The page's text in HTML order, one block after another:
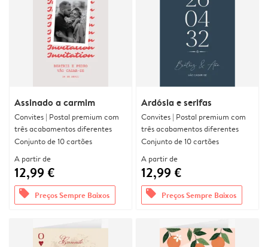
Assinado a carmim
Convites | Postal premium com
três acabamentos diferentes
Conjunto de 10 cartões
A partir de
12,99 €
offers Preços Sempre Baixos
Ardósia e serifas
Convites | Postal premium com
três acabamentos diferentes
Conjunto de 10 cartões
A partir de
12,99 €
offers Preços Sempre Baixos